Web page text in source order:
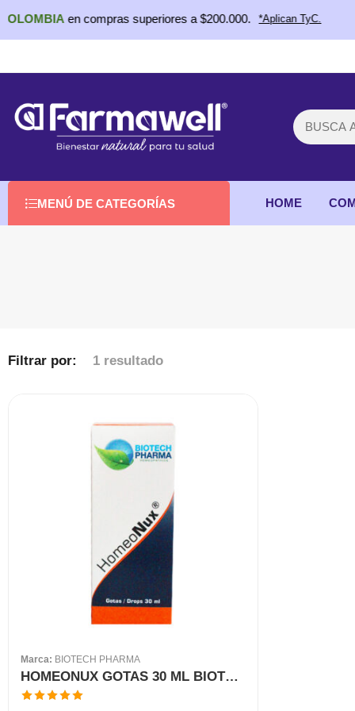
en compras superiores a $200.000. *Aplican TyC.
MENÚ DE CATEGORÍAS HOME
Filtrar por: 1 resultado
Marca: BIOTECH PHARMA
HOMEONUX GOTAS 30 ML BIOTECH